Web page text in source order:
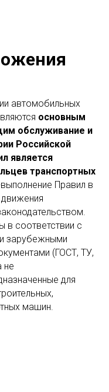
автомобильных
основным
обслуживание и
Российской
является
транспортных
Правил в
в соответствии с
зарубежными
(ГОСТ, ТУ,
не
для
машин.